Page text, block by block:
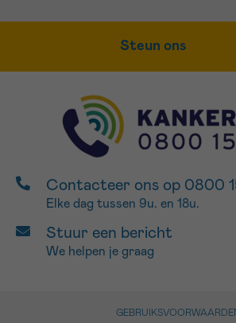
Steun ons
Contacteer ons op 0800
Elke dag tussen 9u. en 18u.
Stuur een bericht
We helpen je graag